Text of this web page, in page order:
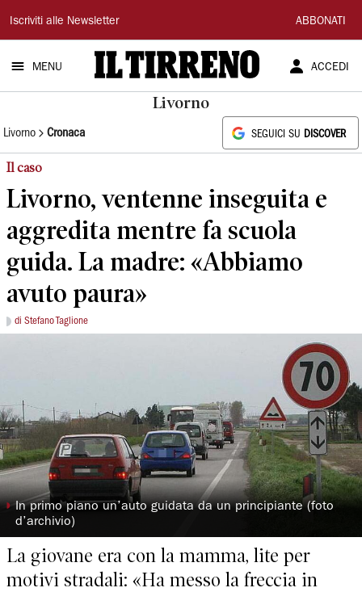
Il
Tirreno
Iscriviti alle Newsletter ABBONATI
MENU ACCEDI
Livorno
Livorno Cronaca SEGUICI SU DISCOVER
Il caso
Livorno, ventenne inseguita e
aggredita mentre fa scuola
guida. La madre: «Abbiamo
avuto paura»
di Stefano Taglione
◗In primo piano un’auto guidata da un principiante (foto
d’archivio)
La giovane era con la mamma, lite per
motivi stradali: «Ha messo la freccia in